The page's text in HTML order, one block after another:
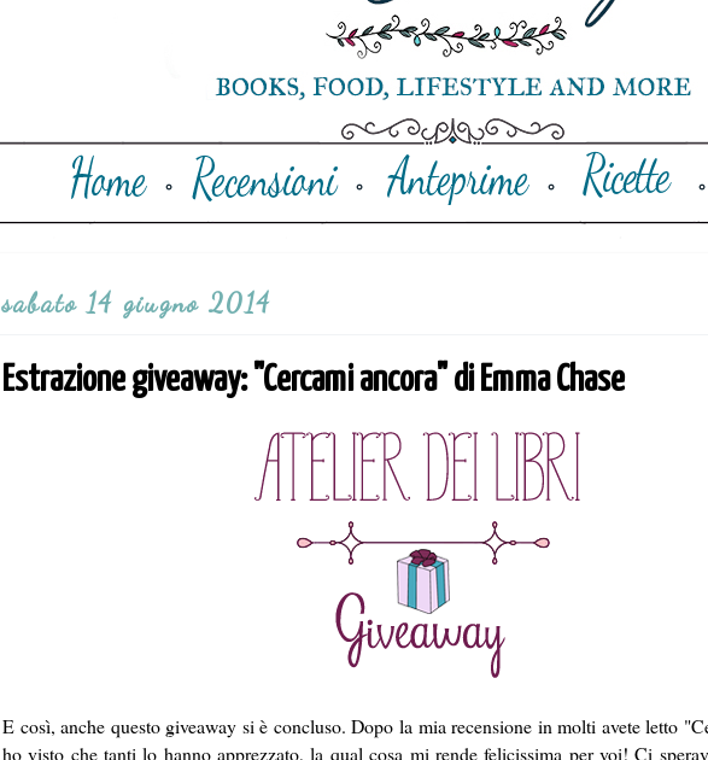
sabato 14 giugno 2014
Estrazione giveaway: "Cercami ancora" di Emma Chase
E così, anche questo giveaway si è concluso. Dopo la mia recensione in molti avete letto
ho visto che tanti lo hanno apprezzato, la qual cosa mi rende felicissima per voi! Ci